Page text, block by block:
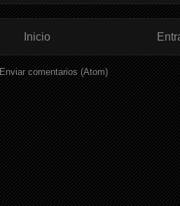
Inicio
Enviar comentarios (Atom)